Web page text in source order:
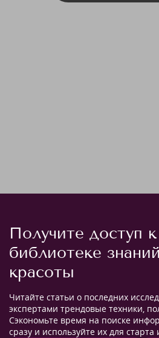
Получите доступ
библиотеке
красоты
Читайте статьи о последних
экспертами трендовые техники,
Сэкономьте время на поиске
сразу и используйте их для